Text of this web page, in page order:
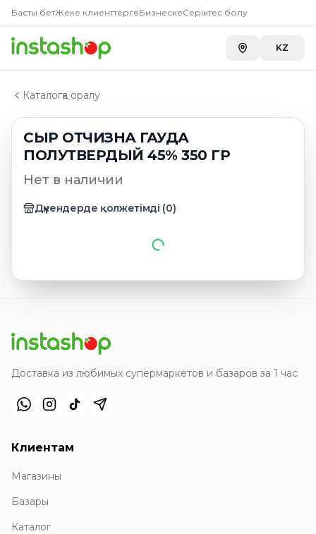
Басты бетЖеке клиенттергеБизнескеСеріктес болу
KZ
Каталогқа оралу
СЫР ОТЧИЗНА ГАУДА
ПОЛУТВЕРДЫЙ 45% 350 ГР
Нет в наличии
Дүкендерде қолжетімді (0)
Главная
Каталог
Твердые и полутвердые сыры
СЫР ОТЧИЗНА ГАУДА ПОЛУТВЕРДЫЙ 45% 350 ГР
Доставка из любимых супермаркетов и базаров за 1 час
Клиентам
Магазины
Базары
Каталог